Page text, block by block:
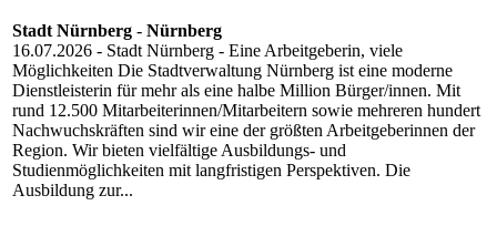
Stadt Nürnberg - Nürnberg
16.07.2026 - Stadt Nürnberg - Eine Arbeitgeberin, viele
Möglichkeiten Die Stadtverwaltung Nürnberg ist eine moderne
Dienstleisterin für mehr als eine halbe Million Bürger/innen. Mit
rund 12.500 Mitarbeiterinnen/Mitarbeitern sowie mehreren hundert
Nachwuchskräften sind wir eine der größten Arbeitgeberinnen der
Region. Wir bieten vielfältige Ausbildungs- und
Studienmöglichkeiten mit langfristigen Perspektiven. Die
Ausbildung zur...